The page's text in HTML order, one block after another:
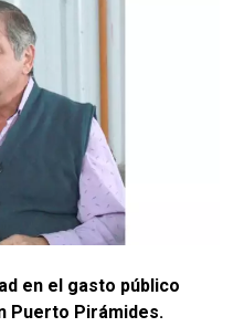
en el gasto público
Puerto Pirámides.